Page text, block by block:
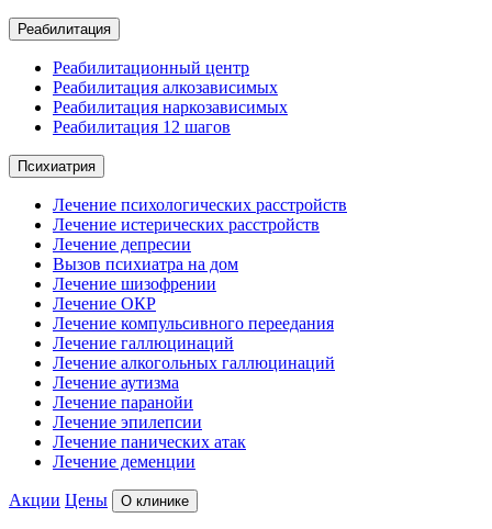
Реабилитация
Реабилитационный центр
Реабилитация алкозависимых
Реабилитация наркозависимых
Реабилитация 12 шагов
Психиатрия
Лечение психологических расстройств
Лечение истерических расстройств
Лечение депресии
Вызов психиатра на дом
Лечение шизофрении
Лечение ОКР
Лечение компульсивного переедания
Лечение галлюцинаций
Лечение алкогольных галлюцинаций
Лечение аутизма
Лечение паранойи
Лечение эпилепсии
Лечение панических атак
Лечение деменции
Акции Цены О клинике